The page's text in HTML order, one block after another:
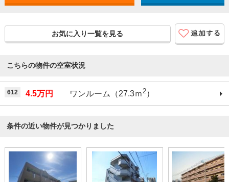
お気に入り一覧を見る
こちらの物件の空室状況
612 4.5万円 ワンルーム（27.3ｍ2）
条件の近い物件が見つかりました